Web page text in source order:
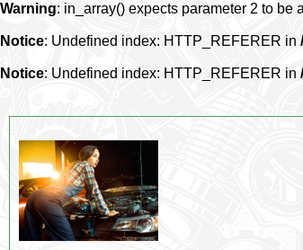
Warning: in_array() expects parameter 2 to be
Notice: Undefined index: HTTP_REFERER in
Notice: Undefined index: HTTP_REFERER in